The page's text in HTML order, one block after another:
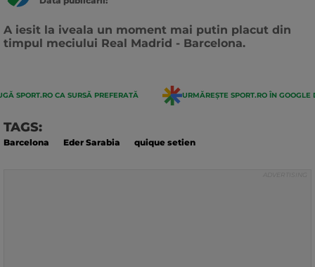
A iesit la iveala un moment mai putin placut din
timpul meciului Real Madrid - Barcelona.
SPORT.RO CA SURSĂ PREFERATĂ URMĂREȘTE SPORT.RO ÎN GOOGLE
TAGS:
Barcelona Eder Sarabia quique setien